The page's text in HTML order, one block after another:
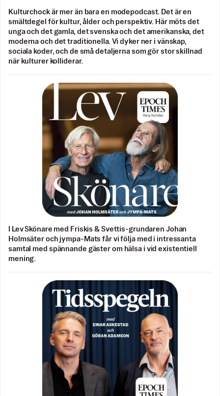
Kulturchock är mer än bara en modepodcast. Det är en
smältdegel för kultur, ålder och perspektiv. Här möts det
unga och det gamla, det svenska och det amerikanska, det
moderna och det traditionella. Vi dyker ner i vänskap,
sociala koder, och de små detaljerna som gör stor skillnad
när kulturer kolliderar.
I Lev Skönare med Friskis & Svettis-grundaren Johan
Holmsäter och jympa-Mats får vi följa med i intressanta
samtal med spännande gäster om hälsa i vid existentiell
mening.